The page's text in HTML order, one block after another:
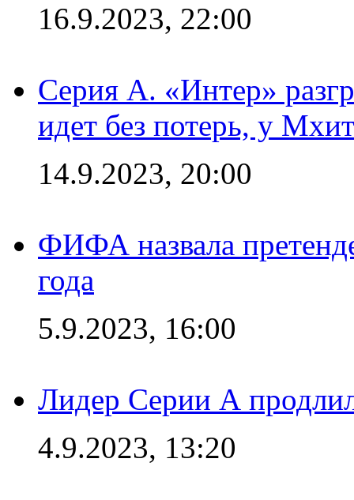
16.9.2023, 22:00
Серия А. «Интер»
идет без потерь, у
14.9.2023, 20:00
ФИФА назвала
года
5.9.2023, 16:00
Лидер Серии А
4.9.2023, 13:20